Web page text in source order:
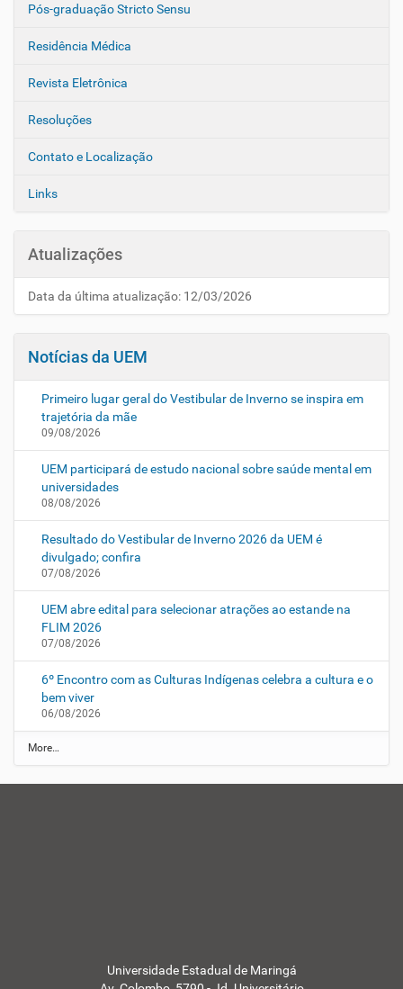
Pós-graduação Stricto Sensu
Residência Médica
Revista Eletrônica
Resoluções
Contato e Localização
Links
Atualizações
Data da última atualização: 12/03/2026
Notícias da UEM
Primeiro lugar geral do Vestibular de Inverno se inspira em
trajetória da mãe
09/08/2026
UEM participará de estudo nacional sobre saúde mental em
universidades
08/08/2026
Resultado do Vestibular de Inverno 2026 da UEM é
divulgado; confira
07/08/2026
UEM abre edital para selecionar atrações ao estande na
FLIM 2026
07/08/2026
6º Encontro com as Culturas Indígenas celebra a cultura e o
bem viver
06/08/2026
N
o
More…
Universidade Estadual de Maringá